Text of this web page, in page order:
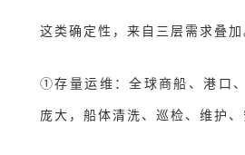
这类确定性，来自三层需求叠加
①存量运维 ：全球商船、港口
庞大，船体清洗、巡检、维护、